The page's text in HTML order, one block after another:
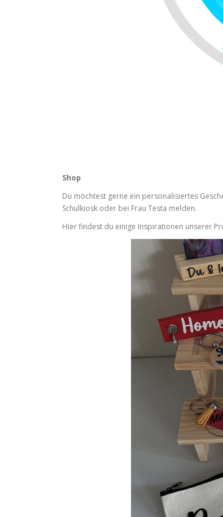
Shop
Du möchtest gerne ein personalisiertes
Schulkiosk oder bei Frau Testa melden.
Hier findest du einige Inspirationen unserer